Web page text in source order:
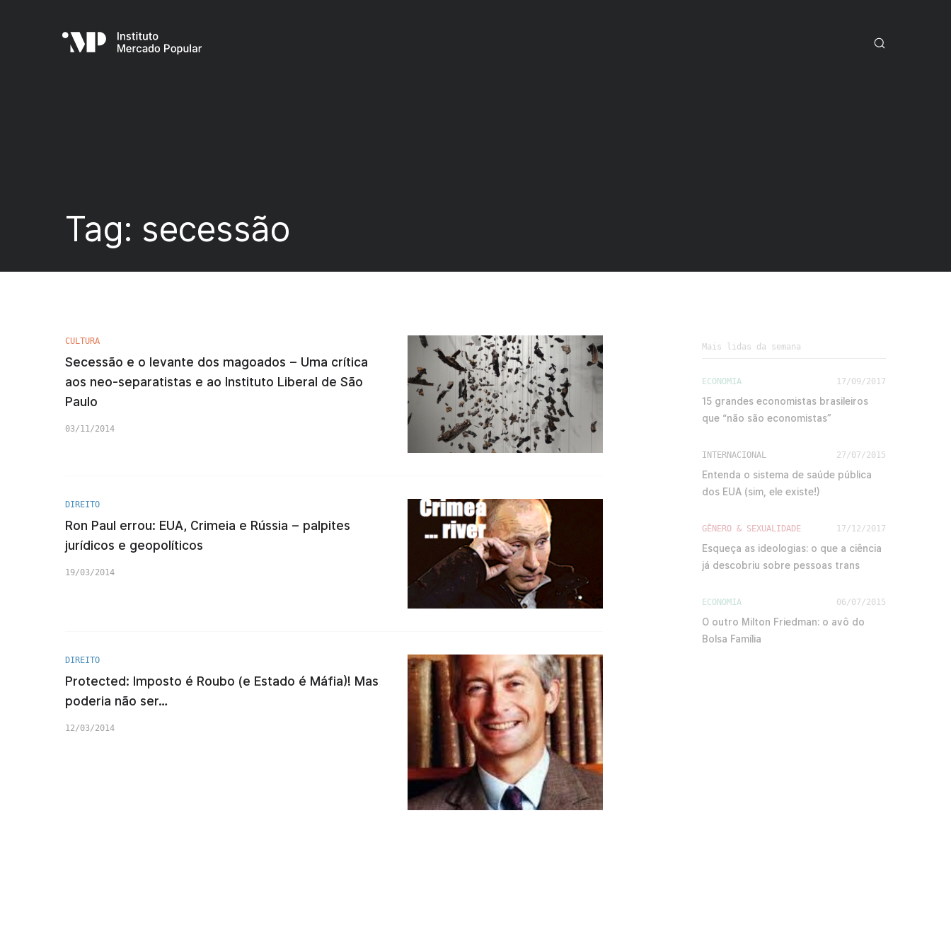
Tag: secessão
CULTURA
Secessão e o levante dos magoados – Uma crítica
aos neo-separatistas e ao Instituto Liberal de São
Paulo
03/11/2014
DIREITO
Ron Paul errou: EUA, Crimeia e Rússia – palpites
jurídicos e geopolíticos
19/03/2014
DIREITO
Protected: Imposto é Roubo (e Estado é Máfia)! Mas
poderia não ser…
12/03/2014
Mais lidas da semana
ECONOMIA 17/09/2017
15 grandes economistas brasileiros
que “não são economistas”
INTERNACIONAL 27/07/2015
Entenda o sistema de saúde pública
dos EUA (sim, ele existe!)
GÊNERO & SEXUALIDADE 17/12/2017
Esqueça as ideologias: o que a ciência
já descobriu sobre pessoas trans
ECONOMIA 06/07/2015
O outro Milton Friedman: o avô do
Bolsa Família